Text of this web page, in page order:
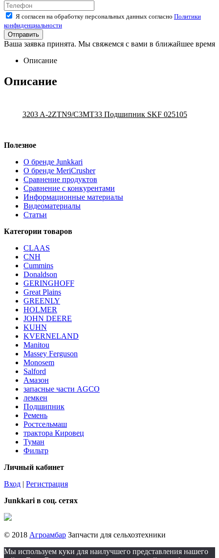
Я согласен на обработку персональных данных согласно Политики
конфиденциальности
Ваша заявка принята. Мы свяжемся с вами в ближайшее время
Описание
Описание
3203 A-2ZTN9/C3MT33 Подшипник SKF 025105
Полезное
О бренде Junkkari
О бренде MeriCrusher
Сравнение продуктов
Сравнение с конкурентами
Информационные материалы
Видеоматериалы
Статьи
Категории товаров
CLAAS
CNH
Cummins
Donaldson
GERINGHOFF
Great Plains
GREENLY
HOLMER
JOHN DEERE
KUHN
KVERNELAND
Manitou
Massey Ferguson
Monosem
Salford
Амазон
запасные части AGCO
лемкен
Подшипник
Ремень
Ростсельмаш
трактора Кировец
Туман
Фильтр
Личный кабинет
Вход | Регистрация
Junkkari в соц. сетях
© 2018 Агроамбар Запчасти для сельхозтехники
Мы используем куки для наилучшего представления нашего